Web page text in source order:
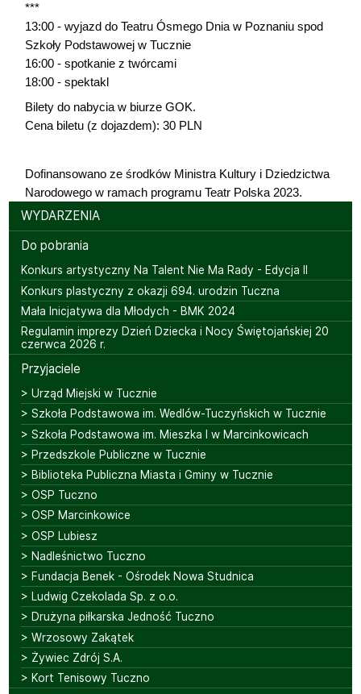
***
13:00 - wyjazd do Teatru Ósmego Dnia w Poznaniu spod
Szkoły Podstawowej w Tucznie
16:00 - spotkanie z twórcami
18:00 - spektakl
Bilety do nabycia w biurze GOK.
Cena biletu (z dojazdem): 30 PLN
Dofinansowano ze środków Ministra Kultury i Dziedzictwa
Narodowego w ramach programu Teatr Polska 2023.
Menu
WYDARZENIA
Do pobrania
Konkurs artystyczny Na Talent Nie Ma Rady - Edycja II
Konkurs plastyczny z okazji 694. urodzin Tuczna
Mała Inicjatywa dla Młodych - BMK 2024
Regulamin imprezy Dzień Dziecka i Nocy Świętojańskiej 20
czerwca 2026 r.
Przyjaciele
> Urząd Miejski w Tucznie
> Szkoła Podstawowa im. Wedlów-Tuczyńskich w Tucznie
> Szkoła Podstawowa im. Mieszka I w Marcinkowicach
> Przedszkole Publiczne w Tucznie
> Biblioteka Publiczna Miasta i Gminy w Tucznie
> OSP Tuczno
> OSP Marcinkowice
> OSP Lubiesz
> Nadleśnictwo Tuczno
> Fundacja Benek - Ośrodek Nowa Studnica
> Ludwig Czekolada Sp. z o.o.
> Drużyna piłkarska Jedność Tuczno
> Wrzosowy Zakątek
> Żywiec Zdrój S.A.
> Kort Tenisowy Tuczno